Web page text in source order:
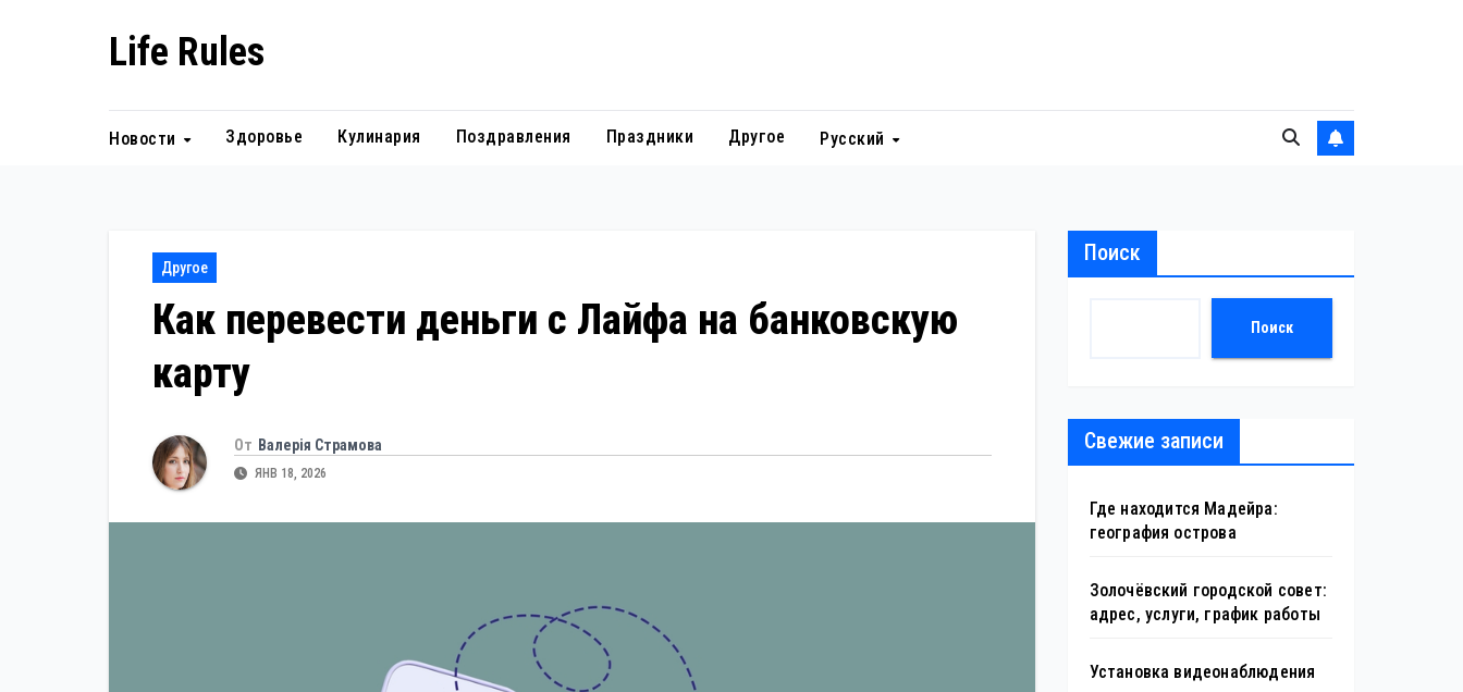
Life Rules
Новости Здоровье Кулинария Поздравления Праздники Другое Русский
Другое
Как перевести деньги с Лайфа на банковскую
карту
От Валерія Страмова
ЯНВ 18, 2026
Поиск
Поиск
Свежие записи
Где находится Мадейра:
география острова
Золочёвский городской совет:
адрес, услуги, график работы
Установка видеонаблюдения